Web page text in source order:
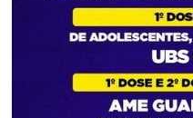
Turística